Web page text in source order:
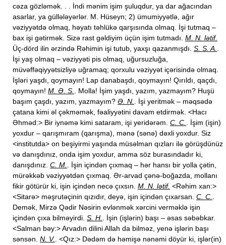
cəza gözləmək. . . İndi mənim işim şuluqdur, ya dar ağacından
asarlar, ya güllələyərlər. M. Hüseyn; 2) ümumiyyətlə, ağır
vəziyyətdə olmaq, həyatı təhlükə qarşısında olmaq. İşi tutmaq –
bax işi gətirmək. Sizə rast gəldiyim üçün işim tutmadı. M. N. lətif.
Üç-dörd ilin ərzində Rəhimin işi tutub, yaxşı qazanmışdı. S. S. A.
İşi yaş olmaq – vəziyyəti pis olmaq, uğursuzluğa,
müvəffəqiyyətsizliyə uğramaq; qorxulu vəziyyət içərisində olmaq.
İşləri yaşdı, qoymayın! Lap danabaşdı, qoymayın! Qırıldı, qaçdı,
qoymayın! M. Ə. S.
. Molla! İşim yaşdı, yazım, yazmayım? Huşü
başım çaşdı, yazım, yazmayım? Ə. N.
. İşi yeritmək – məqsədə
çatana kimi əl çəkməmək, fəaliyyətini davam etdirmək. <Hacı
Əhməd:> Bir iynəmə kimi sataram, işi yeridərəm. C. C.
. İşim (işin)
yoxdur – qarışmıram (qarışma), mənə (sənə) dəxli yoxdur. Siz
<institutda> on beşiyirmi yaşında müsəlman qızları ilə görüşdünüz
və danışdınız, onda işim yoxdur, amma söz burasındadır ki,
danışdınız. C. M.
. İşin içindən çıxmaq – hər hansı bir yolla çətin,
mürəkkəb vəziyyətdən çıxmaq. Ər-arvad çənə-boğazda, mollanı
fikir götürür ki, işin içindən necə çıxsın. M. N. lətif. <Rəhim xan:>
<Sitarə> məşrutəçinin qızıdır, deyə, işin içindən çıxarsan. C. C.
Demək, Mirzə Qədir Nəsirin evlənmək xərcini verməklə işin
içindən çıxa bilməyirdi. S. H.
. İşin (işlərin) başı – əsas səbəbkar.
<Salman bəy:> Arvadın dilini Allah da bilməz, yenə işlərin başı
sənsən. N. V. . <Qız:> Dədəm də həmişə nənəmi döyür ki, işlər(in)